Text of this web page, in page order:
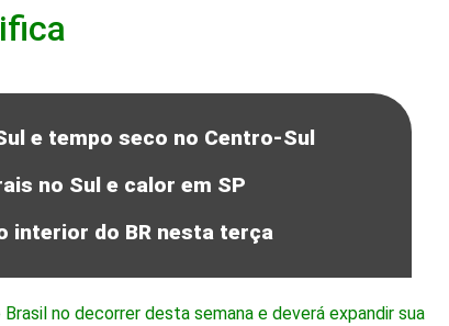
e tempo seco no Centro-Sul
no Sul e calor em SP
interior do BR nesta terça
no decorrer desta semana e deverá expandir sua